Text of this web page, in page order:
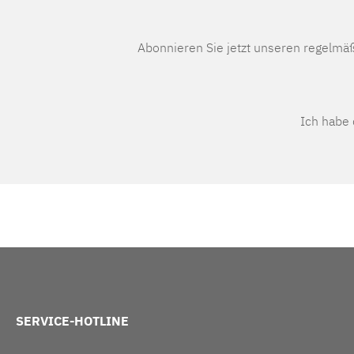
Abonnieren Sie jetzt unseren
Ich
SERVICE-HOTLINE